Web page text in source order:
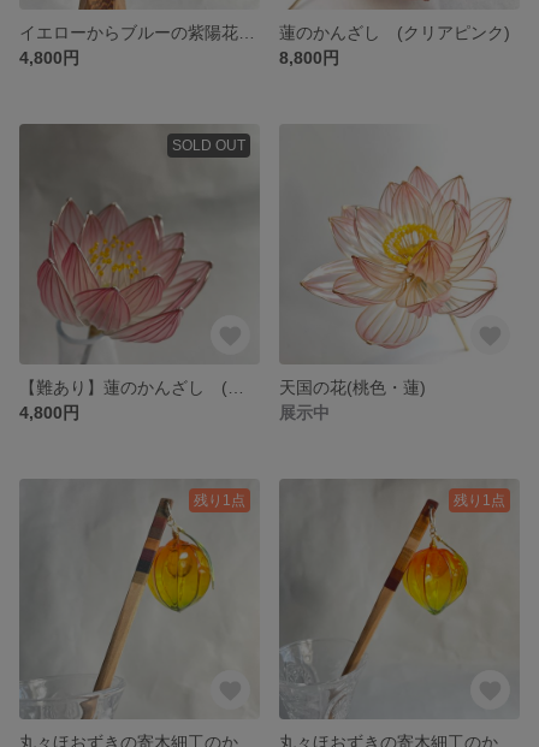
4,800円
蓮のかんざし (クリアピンク)
8,800円
SOLD OUT
4,800円
天国の花(桃色・蓮)
展示中
残り1点 残り1点